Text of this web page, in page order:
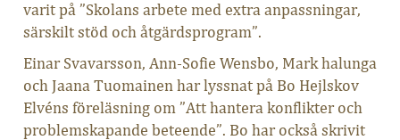
varit på ”Skolans arbete med extra anpassningar,
särskilt stöd och åtgärdsprogram”.
Einar Svavarsson, Ann-Sofie Wensbo, Mark halunga
och Jaana Tuomainen har lyssnat på Bo Hejlskov
Elvéns föreläsning om ”Att hantera konflikter och
problemskapande beteende”. Bo har också skrivit